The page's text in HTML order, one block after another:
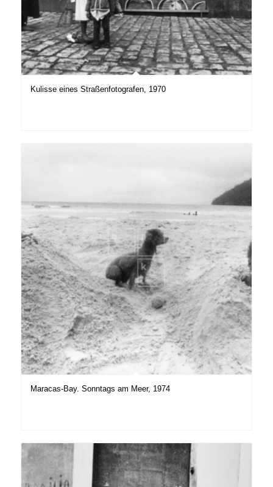
Kulisse eines Straßenfotografen, 1970
Maracas-Bay. Sonntags am Meer, 1974